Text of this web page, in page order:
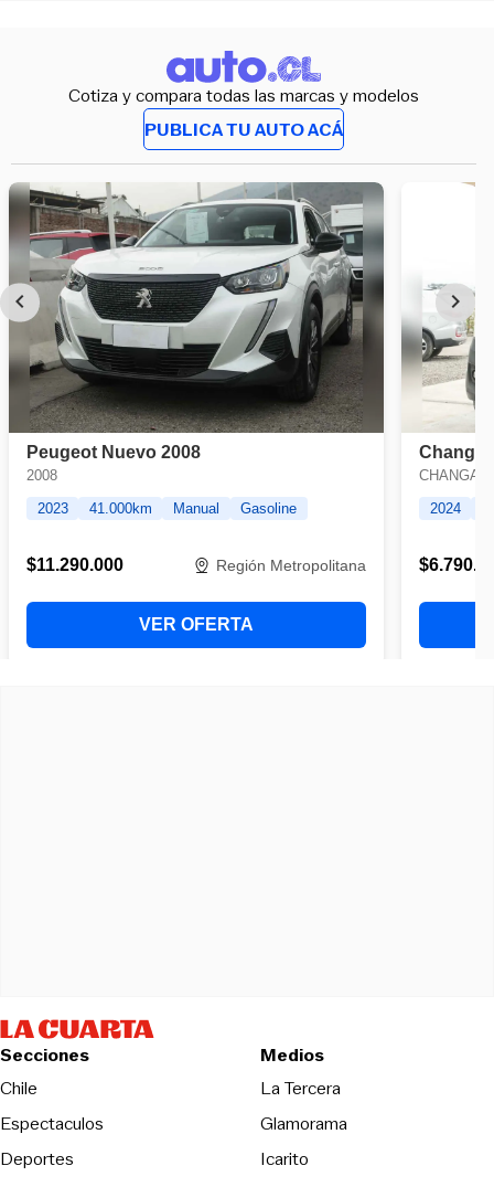
Cotiza y compara todas las marcas y modelos
PUBLICA TU AUTO ACÁ
Secciones
Chile
Espectaculos
Deportes
Medios
La TerceraOpens in new
Glamorama
Icarito